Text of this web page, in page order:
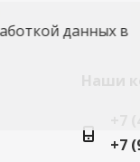
Наши
+7
+7
данных в